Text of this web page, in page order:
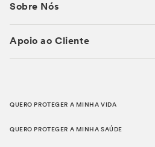
Sobre Nós
Apoio ao Cliente
QUERO PROTEGER A MINHA VIDA
QUERO PROTEGER A MINHA SAÚDE